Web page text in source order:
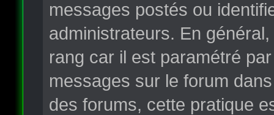
messages postés ou
administrateurs. En
rang car il est paramétré
messages sur le forum
des forums, cette pratique